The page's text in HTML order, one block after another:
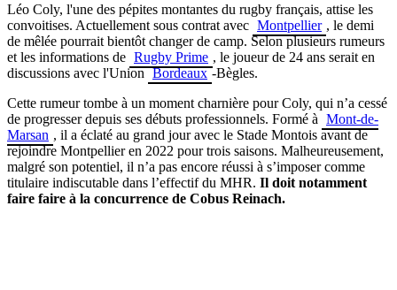
Léo Coly, l'une des pépites montantes du rugby français, attise les
convoitises. Actuellement sous contrat avec Montpellier , le demi
de mêlée pourrait bientôt changer de camp. Selon plusieurs rumeurs
et les informations de Rugby Prime , le joueur de 24 ans serait en
discussions avec l'Union Bordeaux -Bègles.
Cette rumeur tombe à un moment charnière pour Coly, qui n’a cessé
de progresser depuis ses débuts professionnels. Formé à Mont-de-
Marsan , il a éclaté au grand jour avec le Stade Montois avant de
rejoindre Montpellier en 2022 pour trois saisons. Malheureusement,
malgré son potentiel, il n’a pas encore réussi à s’imposer comme
titulaire indiscutable dans l’effectif du MHR. Il doit notamment
faire faire à la concurrence de Cobus Reinach.